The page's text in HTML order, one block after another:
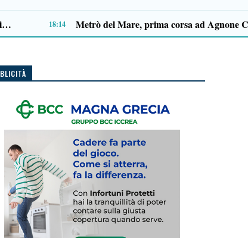
Approvazione assestamento di bilancio, M5S Campania: «Più investimenti per servizi, territori e imprese»